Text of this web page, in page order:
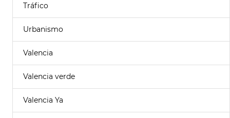
Tráfico
Urbanismo
Valencia
Valencia verde
Valencia Ya